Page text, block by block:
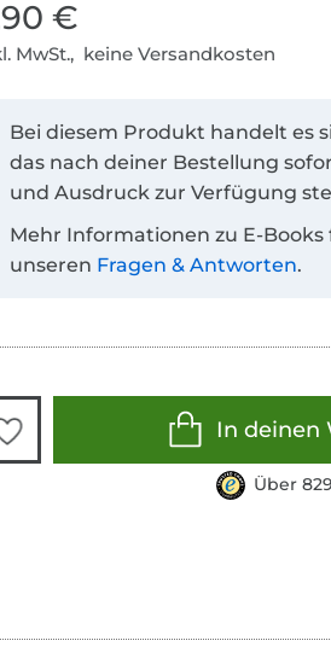
€
MwSt., keine Versandkosten
Bei diesem Produkt handelt es
das nach deiner Bestellung
und Ausdruck zur Verfügung
Mehr Informationen zu E-Books
unseren Fragen & Antworten.
In deinen
Über